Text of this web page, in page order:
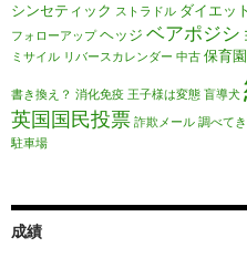
シンセティック ストラドル ダイエット
フォローアップ ヘッジ ベアポジシ
ミサイル リバースカレンダー 中古 保育園
書き換え？ 消化免疫 王子様は変態 盲導犬
英国国民投票 詐欺メール 調べて
駐車場
成績